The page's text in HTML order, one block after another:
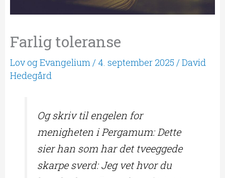
Farlig toleranse
Lov og Evangelium/ 4. september 2025 /David
Hedegård
Og skriv til engelen for
menigheten i Pergamum: Dette
sier han som har det tveeggede
skarpe sverd: Jeg vet hvor du